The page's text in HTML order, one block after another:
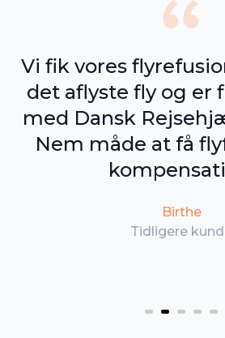
Vi fik vores
det aflyste fly og er
med Dansk
Nem måde at få
Birthe
Tidligere